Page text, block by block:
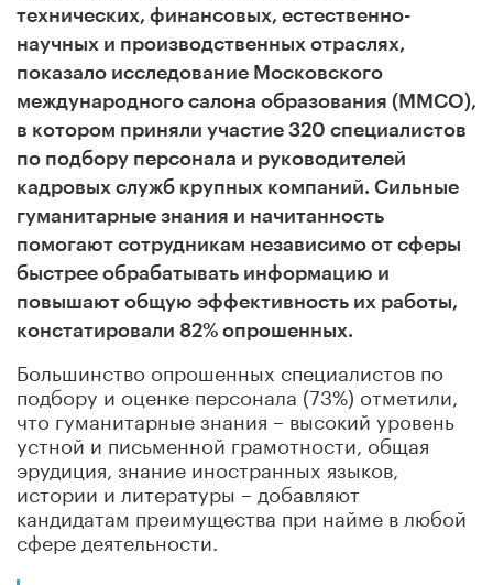
технических, финансовых, естественно-
научных и производственных отраслях,
показало исследование Московского
международного салона образования (ММСО),
в котором приняли участие 320 специалистов
по подбору персонала и руководителей
кадровых служб крупных компаний. Сильные
гуманитарные знания и начитанность
помогают сотрудникам независимо от сферы
быстрее обрабатывать информацию и
повышают общую эффективность их работы,
констатировали 82% опрошенных.
Большинство опрошенных специалистов по
подбору и оценке персонала (73%) отметили,
что гуманитарные знания – высокий уровень
устной и письменной грамотности, общая
эрудиция, знание иностранных языков,
истории и литературы – добавляют
кандидатам преимущества при найме в любой
сфере деятельности.